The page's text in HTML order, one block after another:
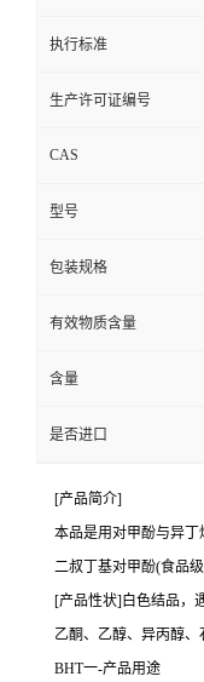
执行标准
生产许可证编号
CAS
型号
包装规格
有效物质含量
含量
是否进口
[产品简介]
本品是用对甲酚与异
二叔丁基对甲酚(食品
[产品性状]白色结品，
乙酮、乙醇、异丙醇、
BHT一-产品用途